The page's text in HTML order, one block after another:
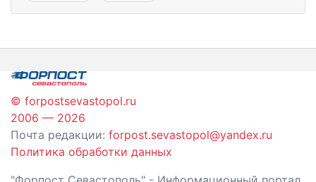
© forpostsevastopol.ru
2006 — 2026
Почта редакции: forpost.sevastopol@yandex.ru
Политика обработки данных